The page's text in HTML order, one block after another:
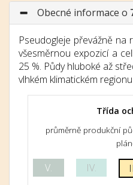
Obecné informace o
Pseudogleje převážně
všesměrnou expozicí a
25 %. Půdy hluboké až
vlhkém klimatickém
Třída
průměrně produkční
V. IV.